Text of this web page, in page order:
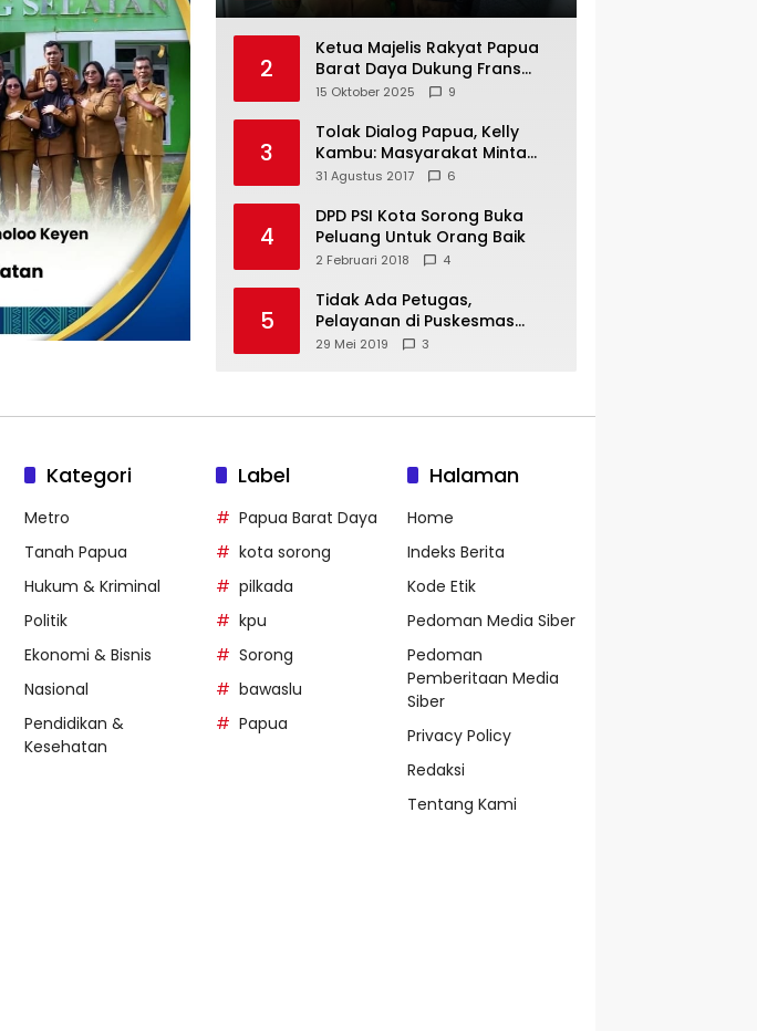
2
Ketua Majelis Rakyat Papua
Barat Daya Dukung Frans
Pigome Sebagai Presidir PT
15 Oktober 2025 9
3
Tolak Dialog Papua, Kelly
Kambu: Masyarakat Minta
Pemekaran
31 Agustus 2017 6
4
DPD PSI Kota Sorong Buka
Peluang Untuk Orang Baik
2 Februari 2018 4
5
Tidak Ada Petugas,
Pelayanan di Puskesmas
Mare-Maybrat Lumpuh
29 Mei 2019 3
Kategori
Metro
Tanah Papua
Hukum & Kriminal
Politik
Ekonomi & Bisnis
Nasional
Pendidikan &
Kesehatan
Label
Papua Barat Daya
kota sorong
pilkada
kpu
Sorong
bawaslu
Papua
Halaman
Home
Indeks Berita
Kode Etik
Pedoman Media Siber
Pedoman
Pemberitaan Media
Siber
Privacy Policy
Redaksi
Tentang Kami